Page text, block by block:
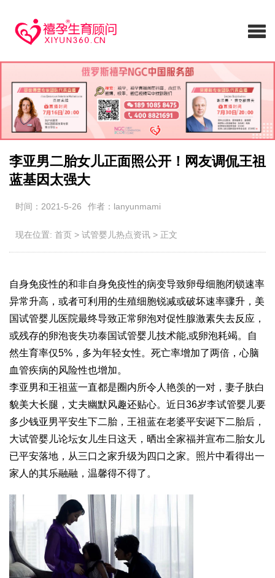
李亚男二胎女儿正面照公开！网友调侃王祖
蓝基因太强大
时间：2021-5-26 作者：lanyunmami
现在位置: 首页 > 试管婴儿热点资讯 > 正文
自身免疫性的和非自身免疫性的病变导致卵母细胞闭锁速率
异常升高，或者可利用的生殖细胞锐减或破坏速率骤升，美
国试管婴儿医院最终导致正常卵泡对促性腺激素失去反应，
或残存的卵泡丧失功泰国试管婴儿技术能,或卵泡耗竭。自
然生育率仅5%，多为年轻女性。死亡率增加了两倍，心脑
血管疾病的风险性也增加。
李亚男和王祖蓝一直都是圈内所令人艳羡的一对，妻子肤白
貌美大长腿，丈夫幽默风趣还贴心。近日36岁李试管婴儿要
多少钱亚男平安生下二胎，王祖蓝在老婆平安诞下二胎后，
大试管婴儿论坛女儿生日这天，晒出全家福并宣布二胎女儿
已平安落地，从三口之家升级为四口之家。照片中看得出一
家人的其乐融融，温馨得不得了。